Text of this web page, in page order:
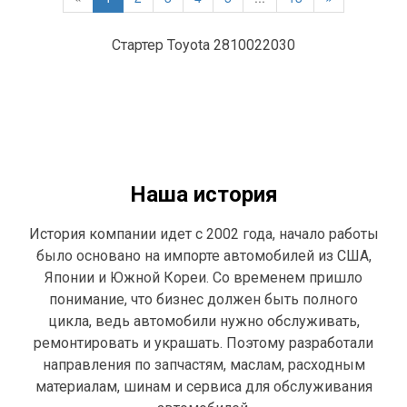
Стартер Toyota 2810022030
Наша история
История компании идет с 2002 года, начало работы
было основано на импорте автомобилей из США,
Японии и Южной Кореи. Со временем пришло
понимание, что бизнес должен быть полного
цикла, ведь автомобили нужно обслуживать,
ремонтировать и украшать. Поэтому разработали
направления по запчастям, маслам, расходным
материалам, шинам и сервиса для обслуживания